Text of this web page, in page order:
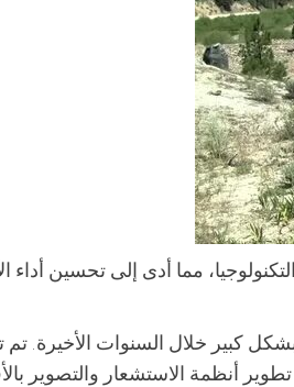
مما أدى إلى تحسين أداء
كبير خلال السنوات الأخيرة. تم
أنظمة الاستشعار والتصوير